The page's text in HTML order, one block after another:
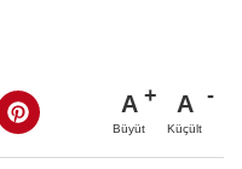
A
Büyüt
A
Küçült